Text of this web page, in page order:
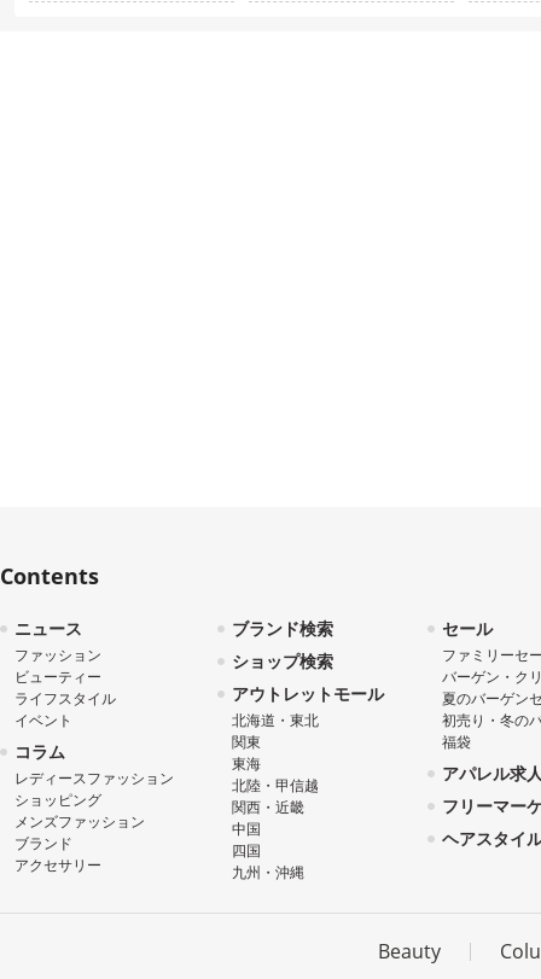
Contents
ニュース
ファッション
ビューティー
ライフスタイル
イベント
コラム
レディースファッション
ショッピング
メンズファッション
ブランド
アクセサリー
ブランド検索
ショップ検索
アウトレットモール
北海道・東北
関東
東海
北陸・甲信越
関西・近畿
中国
四国
九州・沖縄
セール
ファミリーセ
バーゲン・ク
夏のバーゲン
初売り・冬の
福袋
アパレル求
フリーマー
ヘアスタイ
Beauty